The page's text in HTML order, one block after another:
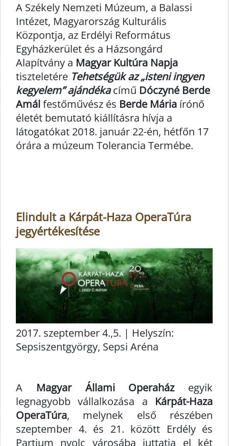
A Székely Nemzeti Múzeum, a Balassi
Intézet, Magyarország Kulturális
Központja, az Erdélyi Református
Egyházkerület és a Házsongárd
Alapítvány a Magyar Kultúra Napja
tiszteletére Tehetségük az „isteni ingyen
kegyelem” ajándékacímű Dóczyné Berde
Amálfestőművész és Berde Mária írónő
életét bemutató kiállításra hívja a
látogatókat 2018. január 22-én, hétfőn 17
órára a múzeum Tolerancia Termébe.
Elindult a Kárpát-Haza OperaTúra
jegyértékesítése
2017. szeptember 4.,5. | Helyszín:
Sepsiszentgyörgy, Sepsi Aréna
A Magyar Állami Operaházegyik
legnagyobb vállalkozása a Kárpát-Haza
OperaTúra, melynek első részében
szeptember 4. és 21. között Erdély és
Partium nyolc városába juttatja el két